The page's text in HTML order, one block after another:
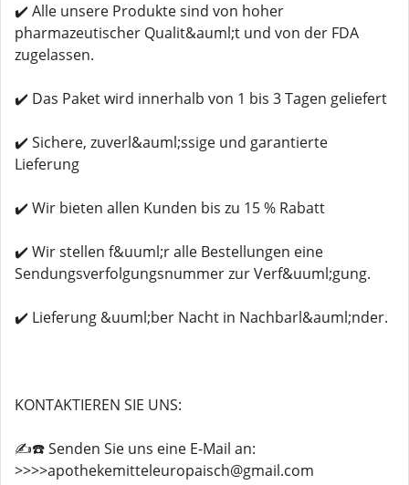
✔️ Alle unsere Produkte sind von hoher
pharmazeutischer Qualit&auml;t und von der FDA
zugelassen.
✔️ Das Paket wird innerhalb von 1 bis 3 Tagen geliefert
✔️ Sichere, zuverl&auml;ssige und garantierte
Lieferung
✔️ Wir bieten allen Kunden bis zu 15 % Rabatt
✔️ Wir stellen f&uuml;r alle Bestellungen eine
Sendungsverfolgungsnummer zur Verf&uuml;gung.
✔️ Lieferung &uuml;ber Nacht in Nachbarl&auml;nder.
KONTAKTIEREN SIE UNS:
✍️☎️ Senden Sie uns eine E-Mail an:
>>>>apothekemitteleuropaisch@gmail.com